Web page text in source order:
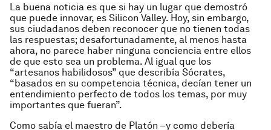
La buena noticia es que si hay un lugar que demostró
que puede innovar, es Silicon Valley. Hoy, sin embargo,
sus ciudadanos deben reconocer que no tienen todas
las respuestas; desafortunadamente, al menos hasta
ahora, no parece haber ninguna conciencia entre ellos
de que esto sea un problema. Al igual que los
“artesanos habilidosos” que describía Sócrates,
“basados en su competencia técnica, decían tener un
entendimiento perfecto de todos los temas, por muy
importantes que fueran”.
Como sabía el maestro de Platón –y como debería